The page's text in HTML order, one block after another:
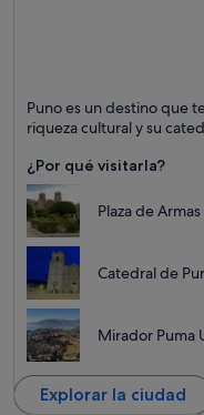
Puntos fuertes: Lagos,
Puno es un destino que
riqueza cultural y su
¿Por qué visitarla?
Plaza de
Catedral de
Mirador Puma
Explorar la ciudad